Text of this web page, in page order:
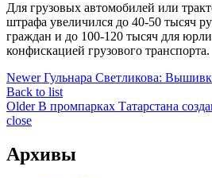
Для грузовых автомобилей или
штрафа увеличился до 40-50 тысяч
граждан и до 100-120 тысяч для
конфискацией грузового транспорта.
Newer Гульнара Светликова:
Back to list
Older В промпарках Татарстана
close
Архивы